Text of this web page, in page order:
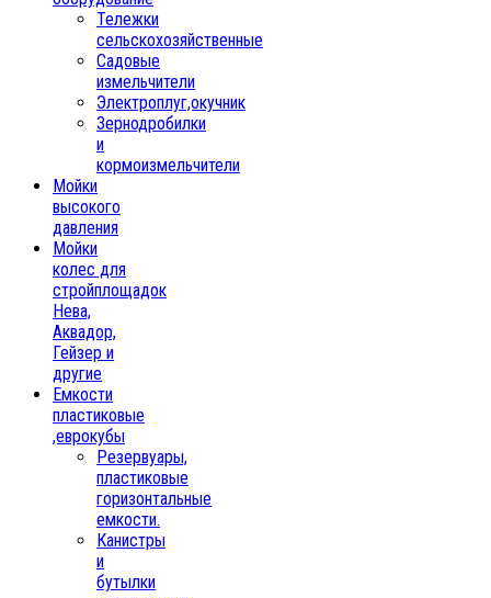
Тележки
сельскохозяйственные
Садовые
измельчители
Электроплуг,окучник
Зернодробилки
и
кормоизмельчители
Мойки
высокого
давления
Мойки
колес для
стройплощадок
Нева,
Аквадор,
Гейзер и
другие
Емкости
пластиковые
,еврокубы
Резервуары,
пластиковые
горизонтальные
емкости.
Канистры
и
бутылки